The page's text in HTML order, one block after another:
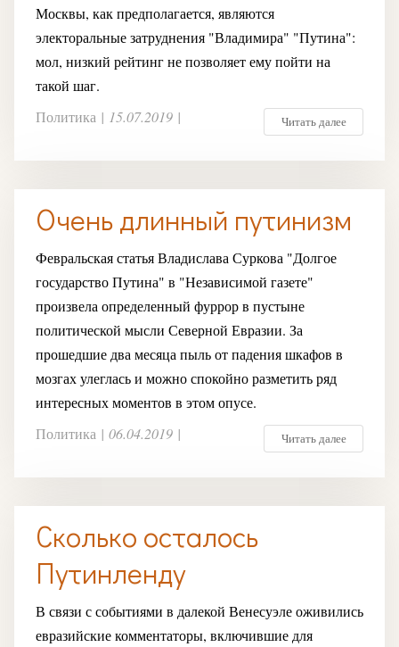
Москвы, как предполагается, являются
электоральные затруднения "Владимира" "Путина":
мол, низкий рейтинг не позволяет ему пойти на
такой шаг.
Читать далее
Политика | 15.07.2019 |
Очень длинный путинизм
Февральская статья Владислава Суркова "Долгое
государство Путина" в "Независимой газете"
произвела определенный фуррор в пустыне
политической мысли Северной Евразии. За
прошедшие два месяца пыль от падения шкафов в
мозгах улеглась и можно спокойно разметить ряд
интересных моментов в этом опусе.
Читать далее
Политика | 06.04.2019 |
Сколько осталось
Путинленду
В связи с событиями в далекой Венесуэле оживились
евразийские комментаторы, включившие для